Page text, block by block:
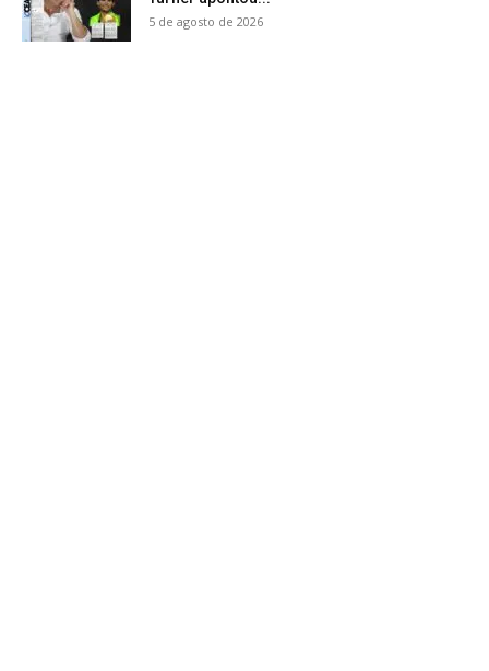
5 de agosto de 2026